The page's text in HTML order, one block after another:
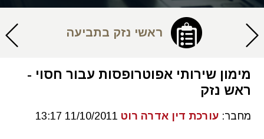
ראשי נזק בתביעה
מימון שירותי אפוטרופסות עבור חסוי -
ראש נזק
מחבר:עורכת דין אדרה רוט 11/10/2011 13:17